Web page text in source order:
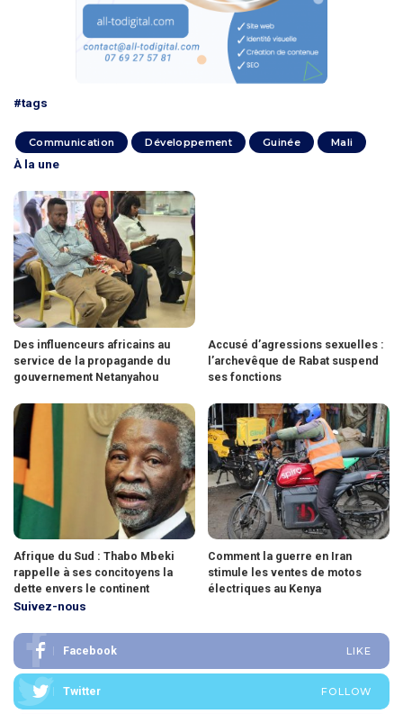
#tags
Communication Développement Guinée Mali
À la une
Des influenceurs africains au
service de la propagande du
gouvernement Netanyahou
Accusé d’agressions sexuelles :
l’archevêque de Rabat suspend
ses fonctions
Afrique du Sud : Thabo Mbeki
rappelle à ses concitoyens la
dette envers le continent
Comment la guerre en Iran
stimule les ventes de motos
électriques au Kenya
Suivez-nous
Facebook LIKE
Twitter FOLLOW